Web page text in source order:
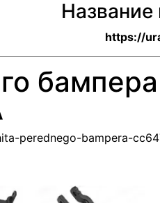
Название
https://
perednego-bampera-